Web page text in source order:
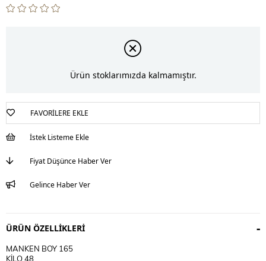
Ürün stoklarımızda kalmamıştır.
FAVORILERE EKLE
İstek Listeme Ekle
Fiyat Düşünce Haber Ver
Gelince Haber Ver
ÜRÜN ÖZELLIKLERI
MANKEN BOY 165
KİLO 48